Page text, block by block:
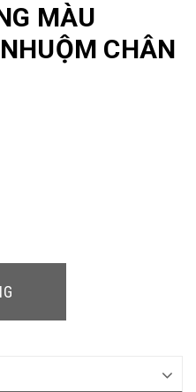
MÀU
CHÂN